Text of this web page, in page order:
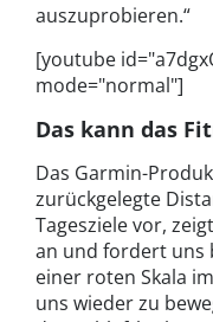
auszuprobieren.“
[youtube
mode="normal"]
Das kann das
Das Garmin-
zurückgelegte
Tagesziele vor,
an und fordert uns
einer roten Skala
uns wieder zu